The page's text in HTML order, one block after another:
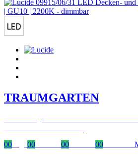
TRAUMGARTEN
00
00 00 00